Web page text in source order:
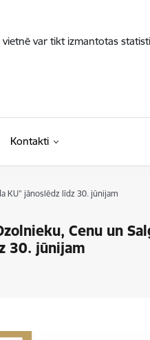
var tikt izmantotas
Kontakti
KU” jānoslēdz līdz 30. jūnijam
Cenu un
30. jūnijam